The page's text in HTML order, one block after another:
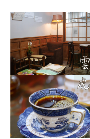
雲
林
啡
廳：
虎
尾
厝
沙
龍，
老
宅
重
生
成